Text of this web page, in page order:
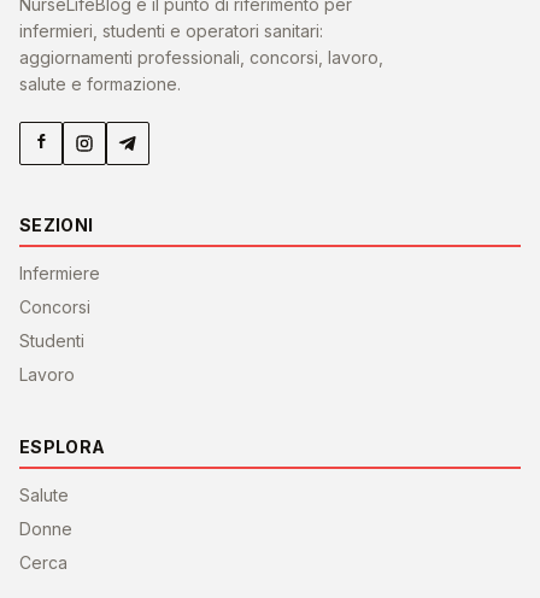
NurseLifeBlog è il punto di riferimento per
infermieri, studenti e operatori sanitari:
aggiornamenti professionali, concorsi, lavoro,
salute e formazione.
SEZIONI
Infermiere
Concorsi
Studenti
Lavoro
ESPLORA
Salute
Donne
Cerca